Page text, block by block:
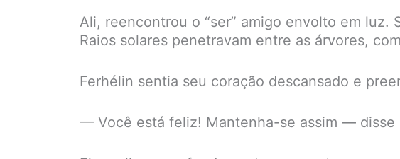
Ali, reencontrou o “ser” amigo envolto em luz.
Raios solares penetravam entre as árvores,
Ferhélin sentia seu coração descansado e
— Você está feliz! Mantenha-se assim — disse